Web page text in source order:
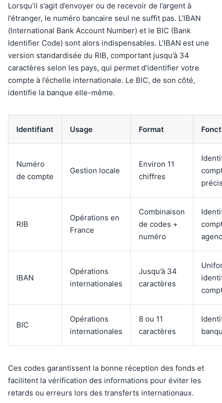
Lorsqu’il s’agit d’envoyer ou de recevoir de l’argent à
l’étranger, le numéro bancaire seul ne suffit pas. L’IBAN
(International Bank Account Number) et le BIC (Bank
Identifier Code) sont alors indispensables. L’IBAN est une
version standardisée du RIB, comportant jusqu’à 34
caractères selon les pays, qui permet d’identifier votre
compte à l’échelle internationale. Le BIC, de son côté,
identifie la banque elle-même.
Identifiant Usage Format
Numéro
de compte
Gestion locale
Environ 11
chiffres
RIB
Opérations en
France
Combinaison
de codes +
numéro
IBAN
Opérations
internationales
Jusqu’à 34
caractères
BIC
Opérations
internationales
8 ou 11
caractères
Ces codes garantissent la bonne réception des fonds et
facilitent la vérification des informations pour éviter les
retards ou erreurs lors des transferts internationaux.